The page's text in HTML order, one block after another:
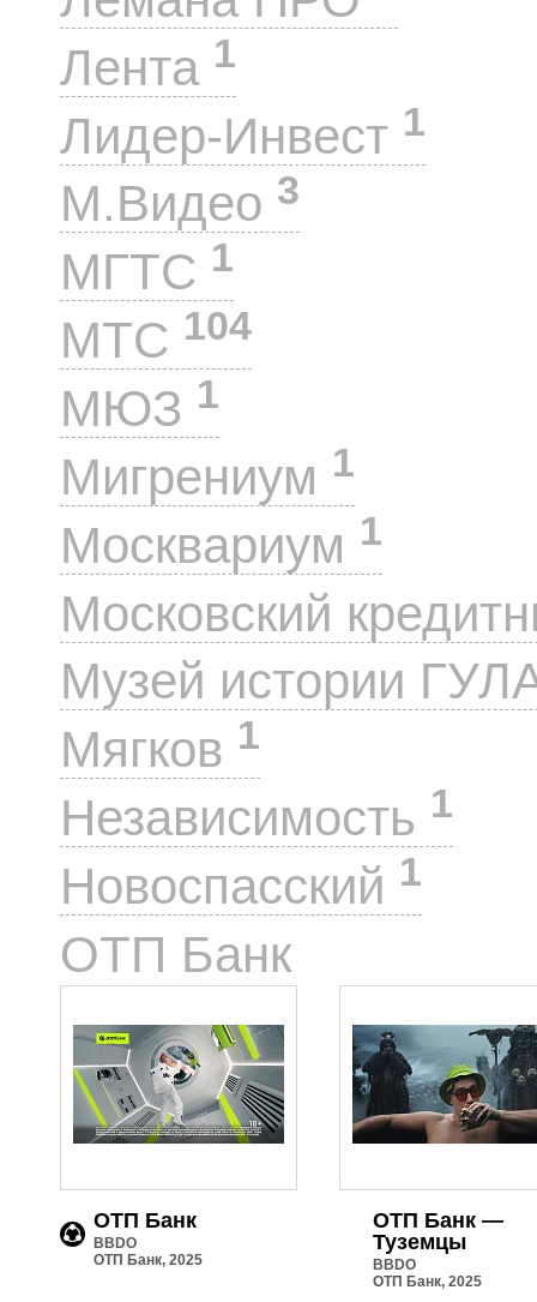
Лента 1
Лидер-Инвест 1
М.Видео 3
МГТС 1
МТС 104
МЮЗ 1
Мигрениум 1
Москвариум 1
Московский
Музей истории
Мягков 1
Независимость 1
Новоспасский 1
ОТП Банк
ОТП Банк
BBDO
ОТП Банк, 2025
ОТП Банк —
Туземцы
BBDO
ОТП Банк, 2025